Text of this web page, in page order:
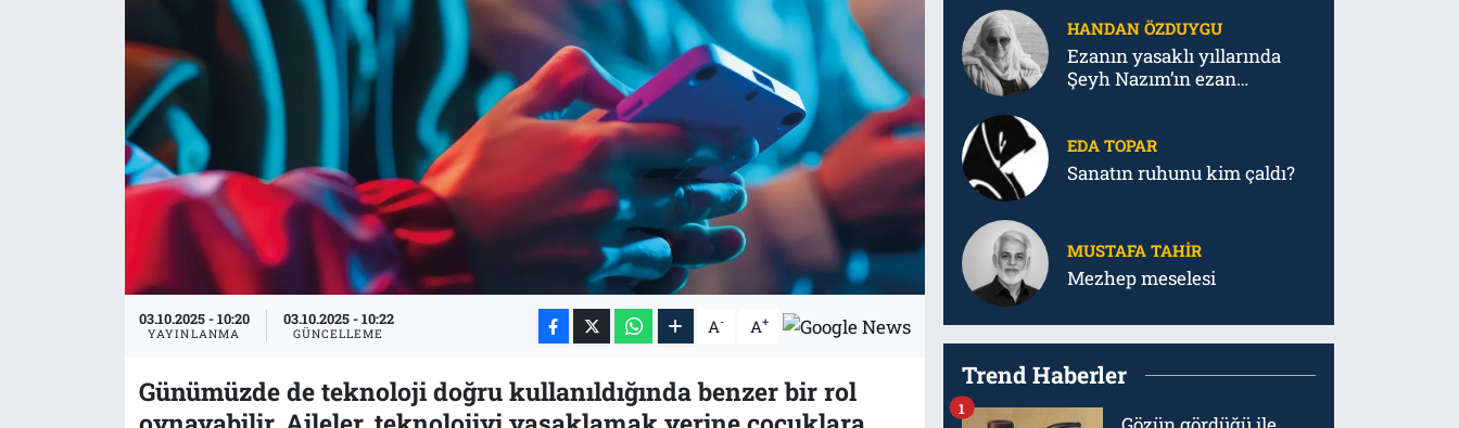
03.10.2025 - 10:20
YAYINLANMA
03.10.2025 - 10:22
GÜNCELLEME A- A+
Günümüzde de teknoloji doğru kullanıldığında benzer bir rol
HANDAN ÖZDUYGU
Ezanın yasaklı yıllarında
Şeyh Nazım’ın ezan
EDA TOPAR
Sanatın ruhunu kim çaldı?
MUSTAFA TAHIR
Mezhep meselesi
Trend Haberler
1
İletişim